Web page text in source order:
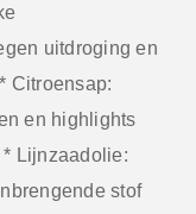
uitdroging en
Citroensap:
en highlights
Lijnzaadolie:
stof